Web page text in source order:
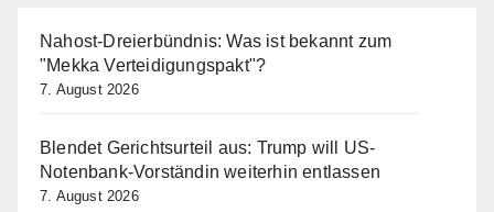
Nahost-Dreierbündnis: Was ist bekannt zum
"Mekka Verteidigungspakt"?
7. August 2026
Blendet Gerichtsurteil aus: Trump will US-
Notenbank-Vorständin weiterhin entlassen
7. August 2026